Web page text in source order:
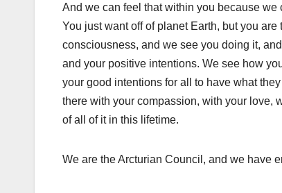
And we can feel that within you because
You just want off of planet Earth, but you
consciousness, and we see you doing it,
and your positive intentions. We see how
your good intentions for all to have what
there with your compassion, with your love,
of all of it in this lifetime.
We are the Arcturian Council, and we have